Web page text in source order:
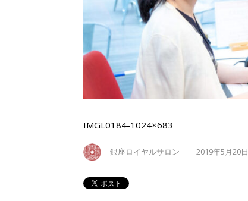
IMGL0184-1024×683
銀座ロイヤルサロン 2019年5月20日